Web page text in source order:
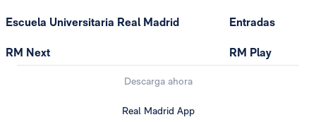
Escuela Universitaria Real Madrid
RM Next
Entradas
RM Play
Descarga ahora
Real Madrid App